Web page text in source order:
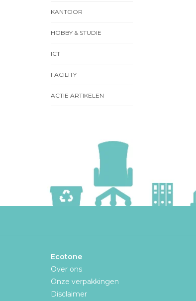
KANTOOR
HOBBY & STUDIE
ICT
FACILITY
ACTIE ARTIKELEN
Ecotone
Over ons
Onze verpakkingen
Disclaimer